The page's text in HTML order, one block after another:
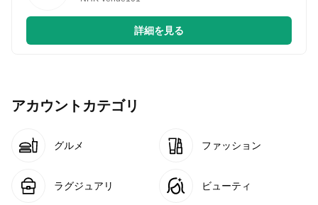
詳細を見る
アカウントカテゴリ
グルメ ファッション
ラグジュアリ ビューティ